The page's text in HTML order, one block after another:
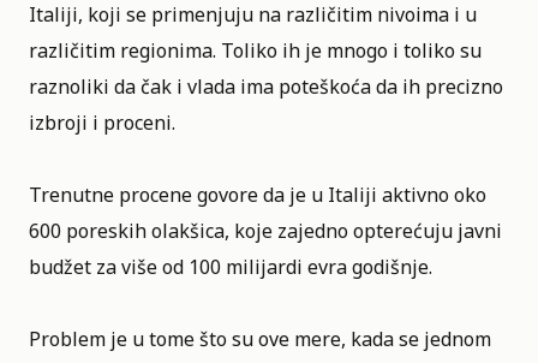
Italiji, koji se primenjuju na različitim nivoima i u
različitim regionima. Toliko ih je mnogo i toliko su
raznoliki da čak i vlada ima poteškoća da ih precizno
izbroji i proceni.
Trenutne procene govore da je u Italiji aktivno oko
600 poreskih olakšica, koje zajedno opterećuju javni
budžet za više od 100 milijardi evra godišnje.
Problem je u tome što su ove mere, kada se jednom